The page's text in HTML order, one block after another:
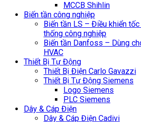
MCCB Shihlin
Biến tần công nghiệp
Biến tần LS – Điều khiển
thống công nghiệp
Biến tần Danfoss – Dùng
HVAC
Thiết Bị Tự Động
Thiết Bị Điện Carlo Gavazzi
Thiết Bị Tự Động Siemens
Logo Siemens
PLC Siemens
Dây & Cáp Điện
Dây & Cáp Điện Cadivi